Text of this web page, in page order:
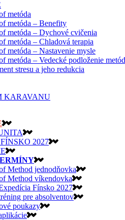
metóda
metóda – Benefity
metóda – Dychové cvičenia
metóda – Chladová terapia
metóda – Nastavenie mysle
metóda – Vedecké podloženie
stresu a jeho redukcia
KARAVANU
2027
Method jednodňovka
Method víkendovka
Fínsko 2027
pre absolventov
poukazy